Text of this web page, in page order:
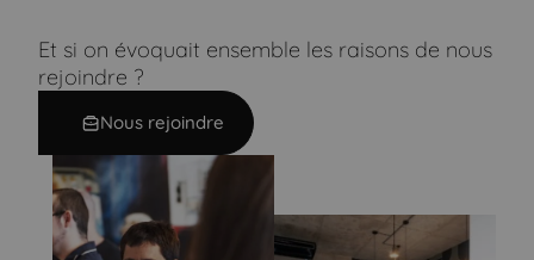
Et si on évoquait ensemble les raisons de nous
rejoindre ?
Nous rejoindre